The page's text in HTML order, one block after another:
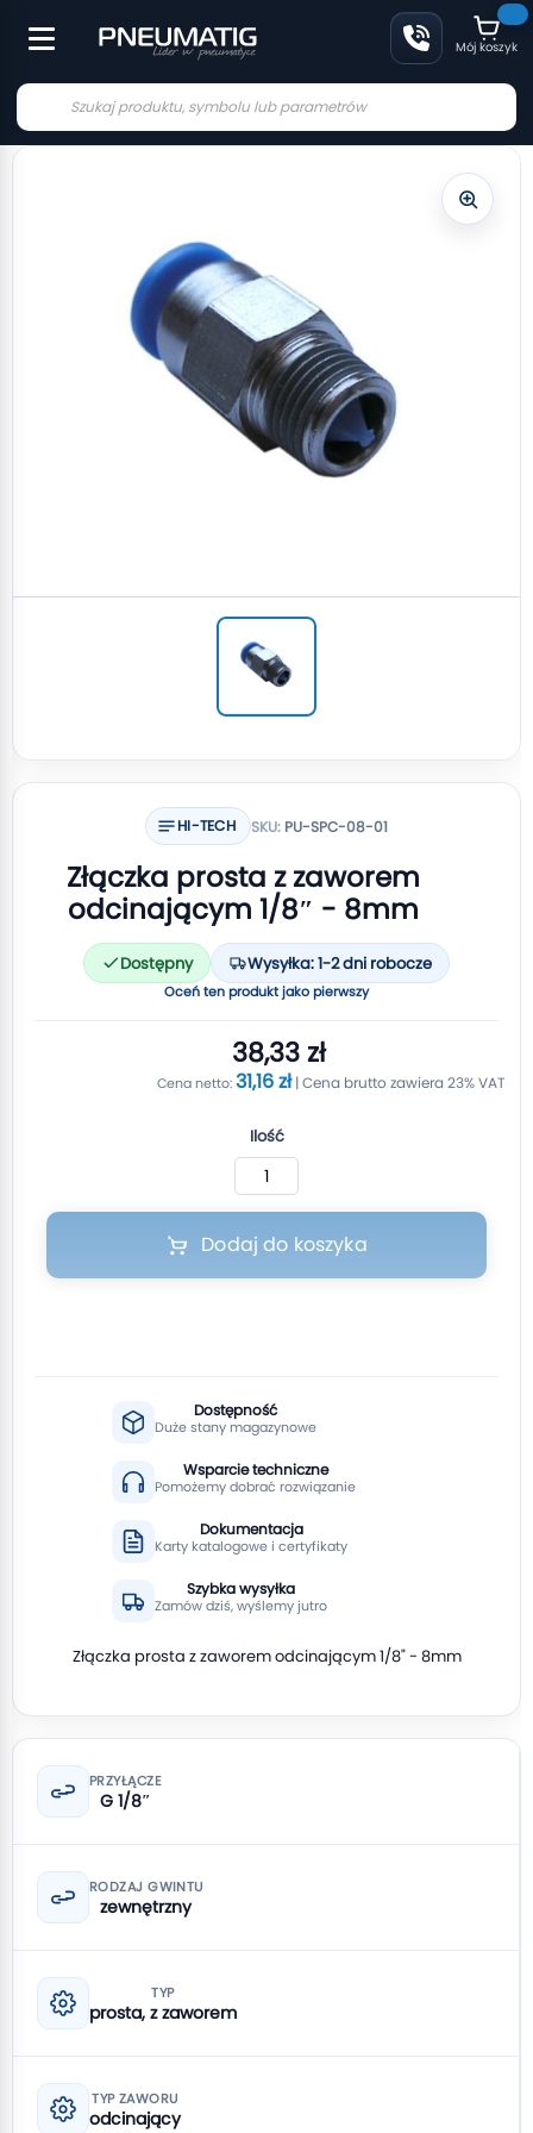
Mój koszyk
HI-TECH SKU:PU-SPC-08-01
Złączka prosta z zaworem
odcinającym 1/8″ - 8mm
Dostępny Wysyłka: 1-2 dni robocze
Oceń ten produkt jako pierwszy
38,33 zł
31,16 zł
Ilość
Dodaj do koszyka
Dostępność
Duże stany magazynowe
Wsparcie techniczne
Pomożemy dobrać rozwiązanie
Dokumentacja
Karty katalogowe i certyfikaty
Szybka wysyłka
Zamów dziś, wyślemy jutro
Złączka prosta z zaworem odcinającym 1/8" - 8mm
PRZYŁĄCZE
G 1/8″
RODZAJ GWINTU
zewnętrzny
TYP
prosta, z zaworem
TYP ZAWORU
odcinający